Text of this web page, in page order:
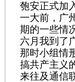
匏安正式加
一大前，广
期的一些情
六月我到了
那时小组情
搞共产主义
来往及通信